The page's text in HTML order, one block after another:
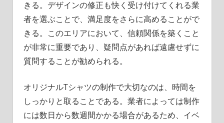
きる。デザインの修正も快く受け付けてくれる業
者を選ぶことで、満足度をさらに高めることがで
きる。このエリアにおいて、信頼関係を築くこと
が非常に重要であり、疑問点があれば遠慮せずに
質問することが勧められる。
オリジナルTシャツの制作で大切なのは、時間を
しっかりと取ることである。業者によっては制作
には数日から数週間かかる場合があるため、イベ